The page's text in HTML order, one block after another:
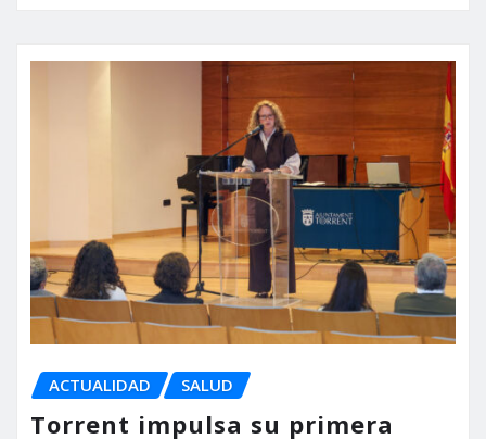
ACTUALIDAD SALUD
Torrent impulsa su primera